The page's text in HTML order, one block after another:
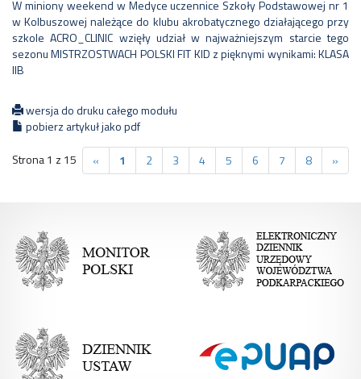
W miniony weekend w Medyce uczennice Szkoły Podstawowej nr 1
w Kolbuszowej należące do klubu akrobatycznego działającego przy
szkole ACRO_CLINIC wzięły udział w najważniejszym starcie tego
sezonu MISTRZOSTWACH POLSKI FIT KID z pięknymi wynikami:KLASA
IIB
wersja do druku całego modułu
pobierz artykuł jako pdf
Strona 1 z 15
« 1 2 3 4 5 6 7 8 »